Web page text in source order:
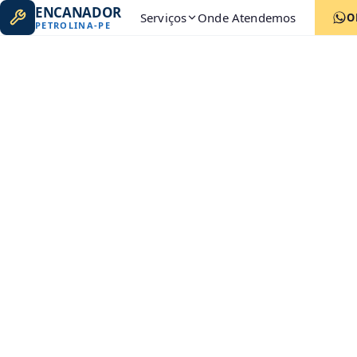
ENCANADOR
PETROLINA-PE Serviços Onde Atendemos